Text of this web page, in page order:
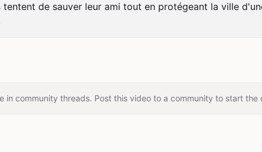
de sauver leur ami tout en protégeant la ville
in community threads. Post this video to a community to start the